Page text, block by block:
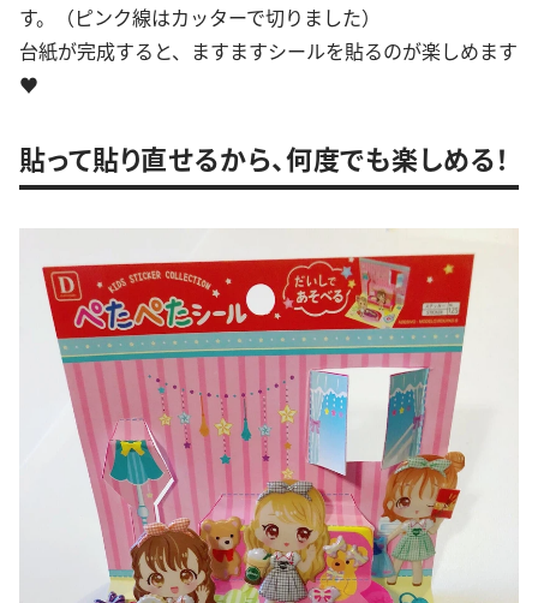
す。（ピンク線はカッターで切りました）
台紙が完成すると、ますますシールを貼るのが楽しめます
♥︎︎
貼って貼り直せるから、何度でも楽しめる！